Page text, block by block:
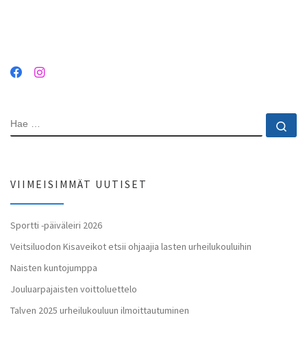
HAE
VIIMEISIMMÄT UUTISET
Sportti -päiväleiri 2026
Veitsiluodon Kisaveikot etsii ohjaajia lasten urheilukouluihin
Naisten kuntojumppa
Jouluarpajaisten voittoluettelo
Talven 2025 urheilukouluun ilmoittautuminen